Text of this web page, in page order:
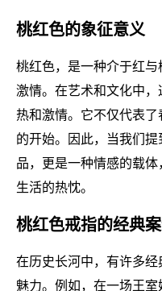
桃红色的象征意义
桃红色，是一种介于红
激情。在艺术和文化中
热和激情。它不仅代表
的开始。因此，当我们
品，更是一种情感的载
生活的热忱。
桃红色戒指的经典案
在历史长河中，有许多
魅力。例如，在一场王